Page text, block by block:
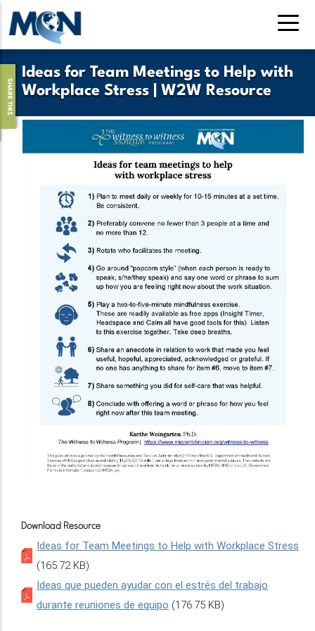
Skip
to
main
contentIdeas for Team Meetings to Help with
Workplace Stress | W2W Resource
SHARE THIS
Download Resource
Ideas for Team Meetings to Help with Workplace Stress
(165.72 KB)
Ideas que pueden ayudar con el estrés del trabajo
durante reuniones de equipo (176.75 KB)